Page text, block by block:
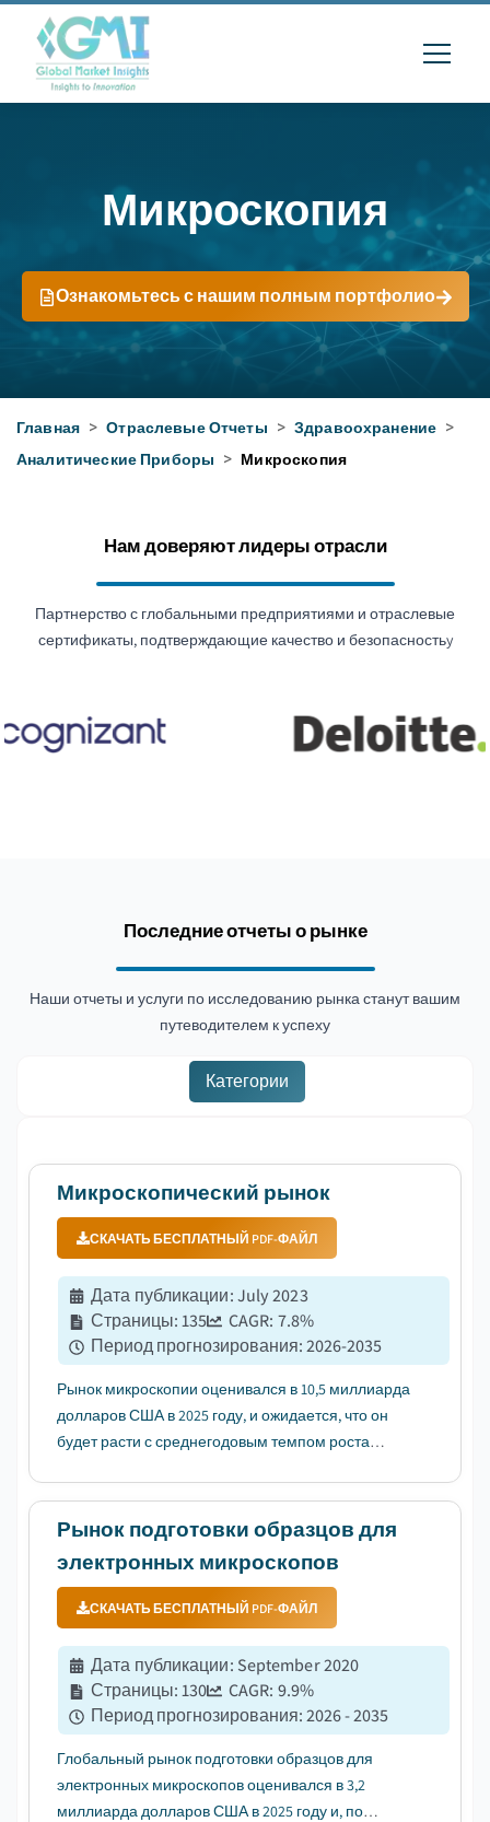
Микроскопия
Ознакомьтесь с нашим полным портфолио
Главная > Отраслевые Отчеты > Здравоохранение >
Аналитические Приборы > Микроскопия
Нам доверяют лидеры отрасли
Партнерство с глобальными предприятиями и отраслевые
сертификаты, подтверждающие качество и безопасностьy
Последние отчеты о рынке
Наши отчеты и услуги по исследованию рынка станут вашим
путеводителем к успеху
Категории
Микроскопический рынок
СКАЧАТЬ БЕСПЛАТНЫЙ PDF-ФАЙЛ
Дата публикации:July 2023
Страницы:135 CAGR: 7.8%
Период прогнозирования:2026-2035
Рынок микроскопии оценивался в 10,5 миллиарда
долларов США в 2025 году, и ожидается, что он
будет расти с среднегодовым темпом роста
микроскопии....
Рынок подготовки образцов для
электронных микроскопов
СКАЧАТЬ БЕСПЛАТНЫЙ PDF-ФАЙЛ
Дата публикации: September 2020
Страницы:130 CAGR: 9.9%
Период прогнозирования:2026 - 2035
Глобальный рынок подготовки образцов для
электронных микроскопов оценивался в 3,2
миллиарда долларов США в 2025 году и, по